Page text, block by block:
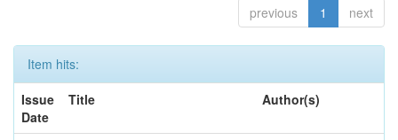
previous 1 next
Item hits:
Issue
Date
Title Author(s)